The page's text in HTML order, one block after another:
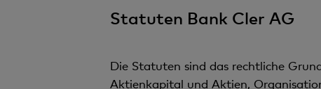
Statuten Bank Cler AG
Die Statuten sind das rechtliche
Aktienkapital und Aktien,